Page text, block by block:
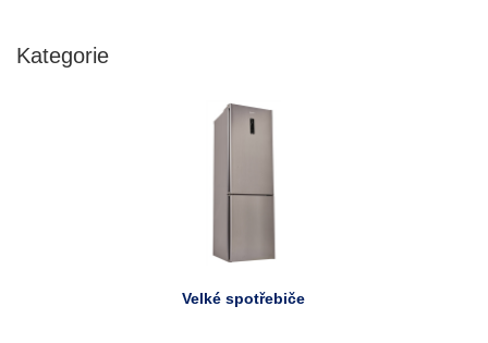
Kategorie
Velké spotřebiče